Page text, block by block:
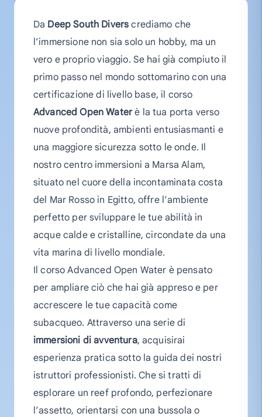
Da Deep South Divers crediamo che
l’immersione non sia solo un hobby, ma un
vero e proprio viaggio. Se hai già compiuto il
primo passo nel mondo sottomarino con una
certificazione di livello base, il corso
Advanced Open Waterè la tua porta verso
nuove profondità, ambienti entusiasmanti e
una maggiore sicurezza sotto le onde. Il
nostro centro immersioni a Marsa Alam,
situato nel cuore della incontaminata costa
del Mar Rosso in Egitto, offre l’ambiente
perfetto per sviluppare le tue abilità in
acque calde e cristalline, circondate da una
vita marina di livello mondiale.
Il corso Advanced Open Water è pensato
per ampliare ciò che hai già appreso e per
accrescere le tue capacità come
subacqueo. Attraverso una serie di
immersioni di avventura, acquisirai
esperienza pratica sotto la guida dei nostri
istruttori professionisti. Che si tratti di
esplorare un reef profondo, perfezionare
l’assetto, orientarsi con una bussola o